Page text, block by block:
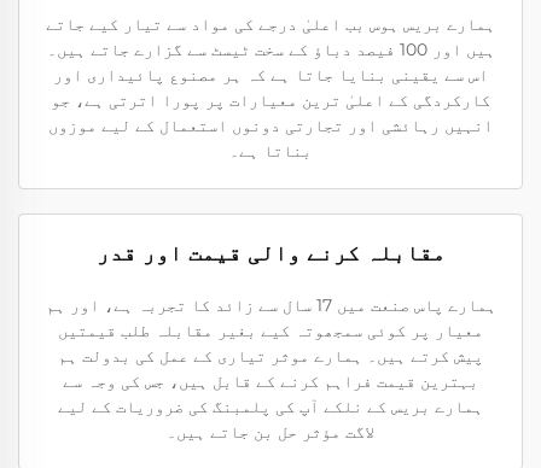
ہمارے بریس ہوس بب اعلیٰ درجے کی مواد سے تیار کیے جاتے
ہیں اور 100 فیصد دباؤ کے سخت ٹیسٹ سے گزارے جاتے ہیں۔
اس سے یقینی بنایا جاتا ہے کہ ہر مصنوع پائیداری اور
کارکردگی کے اعلیٰ ترین معیارات پر پورا اترتی ہے، جو
انہیں رہائشی اور تجارتی دونوں استعمال کے لیے موزوں
بناتا ہے۔
مقابلہ کرنے والی قیمت اور قدر
ہمارے پاس صنعت میں 17 سال سے زائد کا تجربہ ہے، اور ہم
معیار پر کوئی سمجھوتہ کیے بغیر مقابلہ طلب قیمتیں
پیش کرتے ہیں۔ ہمارے موثر تیاری کے عمل کی بدولت ہم
بہترین قیمت فراہم کرنے کے قابل ہیں، جس کی وجہ سے
ہمارے بریس کے نلکے آپ کی پلمبنگ کی ضروریات کے لیے
لاگت مؤثر حل بن جاتے ہیں۔